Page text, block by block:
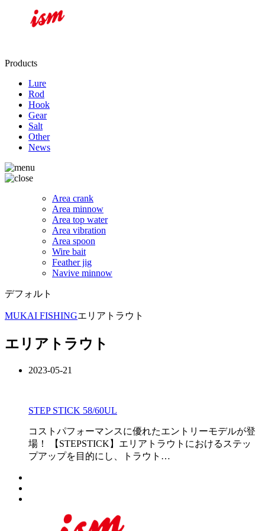
Products
Lure
Rod
Hook
Gear
Salt
Other
News
Area crank
Area minnow
Area top water
Area vibration
Area spoon
Wire bait
Feather jig
Navive minnow
デフォルト
MUKAI FISHINGエリアトラウト
エリアトラウト
2023-05-21
STEP STICK 58/60UL
コストパフォーマンスに優れたエントリーモデルが登
場！ 【STEPSTICK】エリアトラウトにおけるステッ
プアップを目的にし、トラウト…